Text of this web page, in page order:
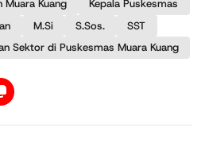
Muara Kuang
Kepala Puskesmas
M.Si S.Sos.
SST
Sektor di Puskesmas Muara Kuang